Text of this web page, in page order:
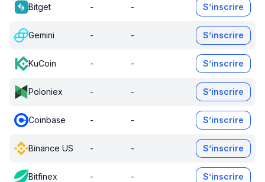
Bitget - - S’inscrire
Gemini - - S’inscrire
KuCoin - - S’inscrire
Poloniex - - S’inscrire
Coinbase - - S’inscrire
Binance US - - S’inscrire
Bitfinex - - S’inscrire